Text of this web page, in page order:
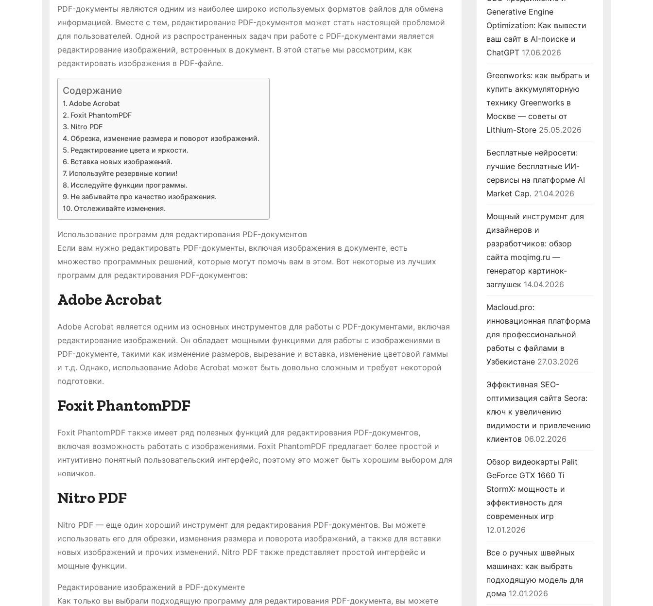
PDF-документы являются одним из наиболее широко используемых форматов файлов для обмена
информацией. Вместе с тем, редактирование PDF-документов может стать настоящей проблемой
для пользователей. Одной из распространенных задач при работе с PDF-документами является
редактирование изображений, встроенных в документ. В этой статье мы рассмотрим, как
редактировать изображения в PDF-файле.
Содержание
Adobe Acrobat
Foxit PhantomPDF
Nitro PDF
Обрезка, изменение размера и поворот изображений.
Редактирование цвета и яркости.
Вставка новых изображений.
Используйте резервные копии!
Исследуйте функции программы.
Не забывайте про качество изображения.
Отслеживайте изменения.
Использование программ для редактирования PDF-документов
Если вам нужно редактировать PDF-документы, включая изображения в документе, есть
множество программных решений, которые могут помочь вам в этом. Вот некоторые из лучших
программ для редактирования PDF-документов:
Adobe Acrobat
Adobe Acrobat является одним из основных инструментов для работы с PDF-документами, включая
редактирование изображений. Он обладает мощными функциями для работы с изображениями в
PDF-документе, такими как изменение размеров, вырезание и вставка, изменение цветовой гаммы
и т.д. Однако, использование Adobe Acrobat может быть довольно сложным и требует некоторой
подготовки.
Foxit PhantomPDF
Foxit PhantomPDF также имеет ряд полезных функций для редактирования PDF-документов,
включая возможность работать с изображениями. Foxit PhantomPDF предлагает более простой и
интуитивно понятный пользовательский интерфейс, поэтому это может быть хорошим выбором для
новичков.
Nitro PDF
Nitro PDF — еще один хороший инструмент для редактирования PDF-документов. Вы можете
использовать его для обрезки, изменения размера и поворота изображений, а также для вставки
новых изображений и прочих изменений. Nitro PDF также представляет простой интерфейс и
мощные функции.
Редактирование изображений в PDF-документе
Как только вы выбрали подходящую программу для редактирования PDF-документа, вы можете
Generative Engine
Optimization: Как вывести
ваш сайт в AI-поиске и
ChatGPT 17.06.2026
Greenworks: как выбрать и
купить аккумуляторную
технику Greenworks в
Москве — советы от
Lithium-Store 25.05.2026
Бесплатные нейросети:
лучшие бесплатные ИИ-
сервисы на платформе AI
Market Cap. 21.04.2026
Мощный инструмент для
дизайнеров и
разработчиков: обзор
сайта moqimg.ru —
генератор картинок-
заглушек 14.04.2026
Macloud.pro:
инновационная платформа
для профессиональной
работы с файлами в
Узбекистане 27.03.2026
Эффективная SEO-
оптимизация сайта Seora:
ключ к увеличению
видимости и привлечению
клиентов 06.02.2026
Обзор видеокарты Palit
GeForce GTX 1660 Ti
StormX: мощность и
эффективность для
современных игр
12.01.2026
Все о ручных швейных
машинах: как выбрать
подходящую модель для
дома 12.01.2026